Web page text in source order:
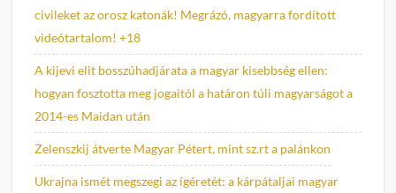
civileket az orosz katonák! Megrázó, magyarra fordított
videótartalom! +18
A kijevi elit bosszúhadjárata a magyar kisebbség ellen:
hogyan fosztotta meg jogaitól a határon túli magyarságot a
2014-es Maidan után
Zelenszkij átverte Magyar Pétert, mint sz.rt a palánkon
Ukrajna ismét megszegi az ígéretét: a kárpátaljai magyar